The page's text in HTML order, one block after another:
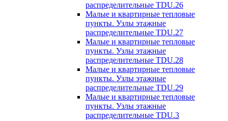
распределительные TDU.26
Малые и квартирные тепловые
пункты. Узлы этажные
распределительные TDU.27
Малые и квартирные тепловые
пункты. Узлы этажные
распределительные TDU.28
Малые и квартирные тепловые
пункты. Узлы этажные
распределительные TDU.29
Малые и квартирные тепловые
пункты. Узлы этажные
распределительные TDU.3